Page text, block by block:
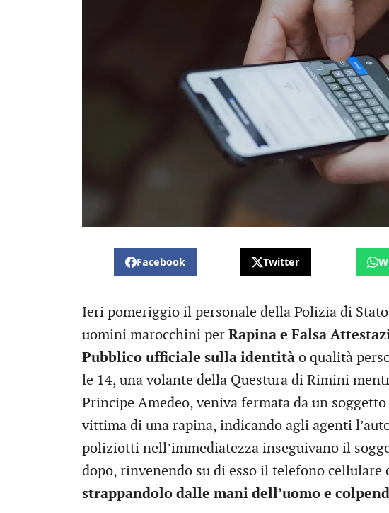
Facebook Twitter
Ieri pomeriggio il personale della Polizia di
uomini marocchini per Rapina e Falsa
Pubblico ufficiale sulla identità o qualità
le 14, una volante della Questura di Rimini
Principe Amedeo, veniva fermata da un
vittima di una rapina, indicando agli agenti
poliziotti nell’immediatezza inseguivano il
dopo, rinvenendo su di esso il telefono cellulare
strappandolo dalle mani dell’uomo e